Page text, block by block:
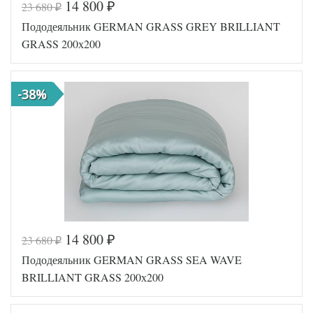
Код товара
561-707
Артикул
GG-78200
Ткань
Сатин
Размер
пододеяльника
200х200
Производитель
Grass
(Австрия)
Код товара
561-718
Артикул
GG-17200
200
Ткань
Сатин
Размер
200х200
23 680₽ 14 800 ₽
Пододеяльник GERMAN GRASS GREY BRILLIANT
GRASS 200х200
-38%
23 680₽ 14 800 ₽
Пододеяльник GERMAN GRASS SEA WAVE
BRILLIANT GRASS 200х200